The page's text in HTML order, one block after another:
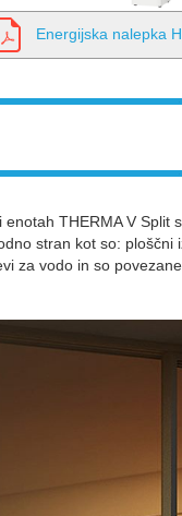
Energijska nalepka
enotah THERMA V Split
stran kot so: ploščni
za vodo in so